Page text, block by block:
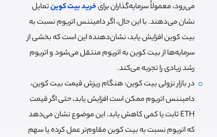
می‌رود، معمولاً سرمایه‌گذاران برایخرید بیت کوینتمایل
نشان می‌دهند. با این حال، اگر دامیننس اتریوم نسبت به
بیت کوین افزایش یابد، نشان‌دهنده‌ این است که بخشی از
سرمایه‌ها از بیت کوین به اتریوم منتقل می‌شود و اتریوم
رشد زیادی را تجربه می‌کند.
در بازار نزولی بیت کوین: هنگام ریزش قیمت بیت کوین،
دامیننس اتریوم ممکن است افزایش یابد، حتی اگر قیمت
ETH ثابت یا کمی کاهش یابد. این موضوع نشان می‌دهد
که اتریوم نسبت به بیت کوین مقاوم‌تر عمل کرده یا سهم